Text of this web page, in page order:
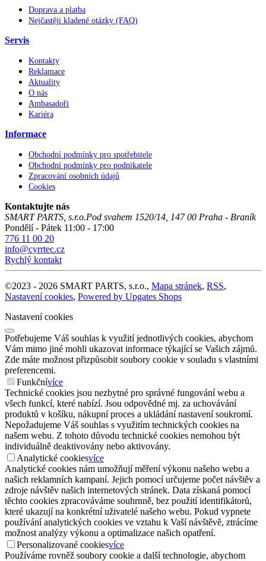
Doprava a platba
Nejčastěji kladené otázky (FAQ)
Servis
Kontakty
Reklamace
Aktuality
O nás
Ambasadoři
Kariéra
Informace
Obchodní podmínky pro spotřebitele
Obchodní podmínky pro podnikatele
Zpracování osobních údajů
Cookies
Kontaktujte nás
SMART PARTS, s.r.o.Pod svahem 1520/14 147 00 Praha - Braník
Pondělí - Pátek 11:00 - 17:00
776 11 00 20
info@cyrrtec.cz
Rychlý kontakt
©2023 - 2026 SMART PARTS, s.r.o., Mapa stránek, RSS,
Nastavení cookies, Powered by Upgates Shops
Nastavení cookies
Potřebujeme Váš souhlas k využití jednotlivých cookies, abychom
Vám mimo jiné mohli ukazovat informace týkající se Vašich zájmů.
Zde máte možnost přizpůsobit soubory cookie v souladu s vlastními
preferencemi.
Funkčnívíce
Technické cookies jsou nezbytné pro správné fungování webu a
všech funkcí, které nabízí. Jsou odpovědné mj. za uchovávání
produktů v košíku, nákupní proces a ukládání nastavení soukromí.
Nepožadujeme Váš souhlas s využitím technických cookies na
našem webu. Z tohoto důvodu technické cookies nemohou být
individuálně deaktivovány nebo aktivovány.
Analytické cookiesvíce
Analytické cookies nám umožňují měření výkonu našeho webu a
našich reklamních kampaní. Jejich pomocí určujeme počet návštěv a
zdroje návštěv našich internetových stránek. Data získaná pomocí
těchto cookies zpracováváme souhrnně, bez použití identifikátorů,
které ukazují na konkrétní uživatelé našeho webu. Pokud vypnete
používání analytických cookies ve vztahu k Vaší návštěvě, ztrácíme
možnost analýzy výkonu a optimalizace našich opatření.
Personalizované cookiesvíce
Používáme rovněž soubory cookie a další technologie, abychom